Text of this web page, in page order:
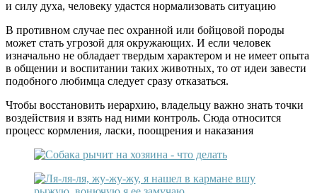
и силу духа, человеку удастся нормализовать ситуацию
В противном случае пес охранной или бойцовой породы
может стать угрозой для окружающих. И если человек
изначально не обладает твердым характером и не имеет опыта
в общении и воспитании таких животных, то от идеи завести
подобного любимца следует сразу отказаться.
Чтобы восстановить иерархию, владельцу важно знать точки
воздействия и взять над ними контроль. Сюда относится
процесс кормления, ласки, поощрения и наказания